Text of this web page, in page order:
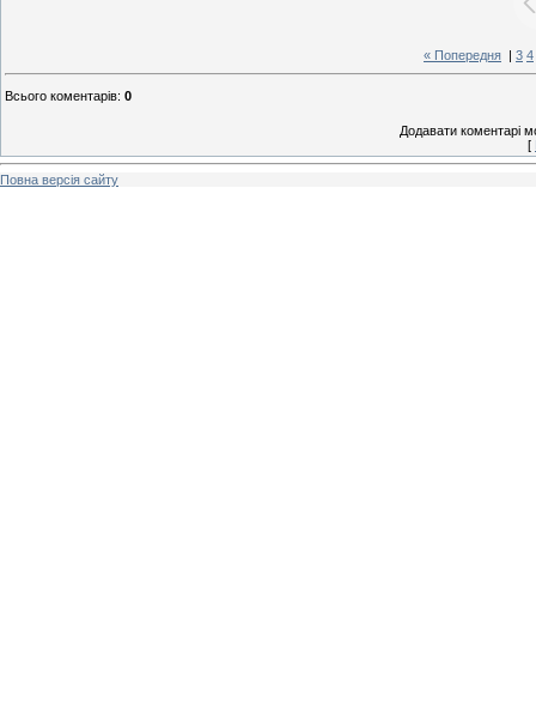
« Попередня 3 4
Всього коментарів: 0
Додавати коментарі
[
Повна версія сайту